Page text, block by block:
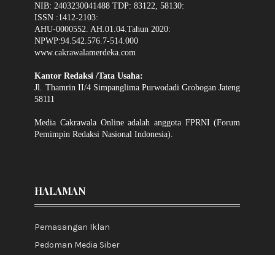
NIB: 2403230041488 TDP: 83122, 58130:
ISSN :1412-2103:
AHU-0000552. AH.01.04.Tahun 2020:
NPWP:94.542.576.7-514.000
www.cakrawalamerdeka.com
Kantor Redaksi /Tata Usaha:
Jl. Thamrin II/4 Simpanglima Purwodadi Grobogan Jateng
58111
Media Cakrawala Online adalah anggota FPRNI (Forum
Pemimpin Redaksi Nasional Indonesia).
HALAMAN
Pemasangan Iklan
Pedoman Media Siber